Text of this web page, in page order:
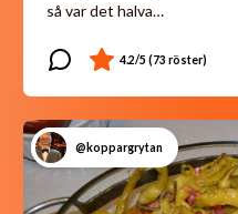
så var det halva…
@koppargrytan